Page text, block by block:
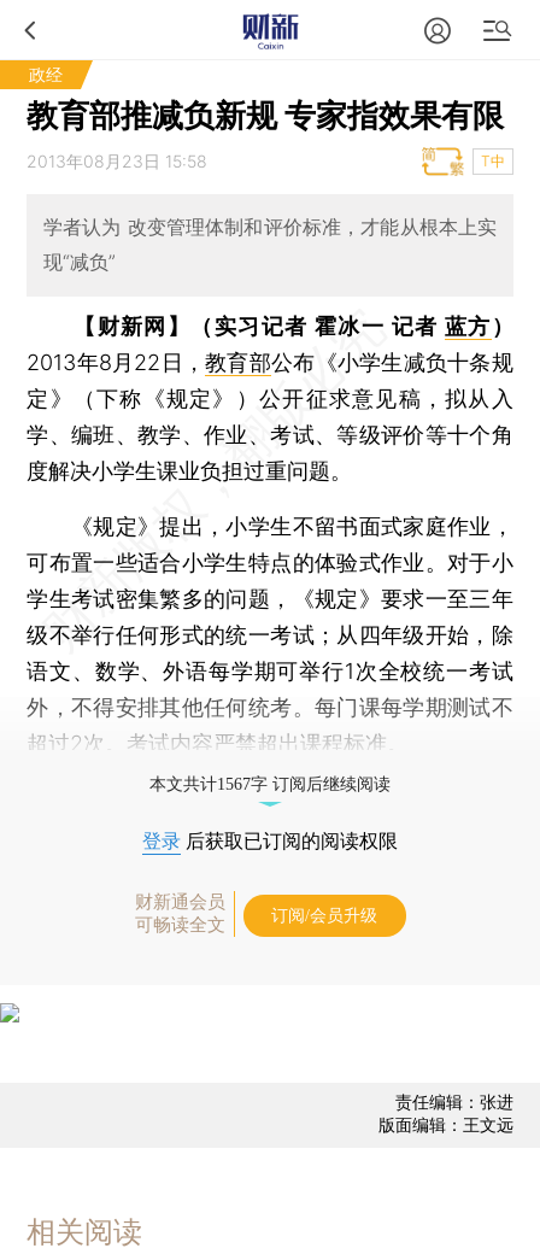
政经
教育部推减负新规 专家指效果有限
2013年08月23日 15:58 T中
学者认为 改变管理体制和评价标准，才能从根本上实
现“减负”
【财新网】（实习记者 霍冰一 记者 蓝方）
2013年8月22日，教育部公布《小学生减负十条规
定》（下称《规定》）公开征求意见稿，拟从入
学、编班、教学、作业、考试、等级评价等十个角
度解决小学生课业负担过重问题。
《规定》提出，小学生不留书面式家庭作业，
可布置一些适合小学生特点的体验式作业。对于小
学生考试密集繁多的问题，《规定》要求一至三年
级不举行任何形式的统一考试；从四年级开始，除
语文、数学、外语每学期可举行1次全校统一考试
外，不得安排其他任何统考。每门课每学期测试不
超过2次。考试内容严禁超出课程标准。
本文共计1567字 订阅后继续阅读
登录 后获取已订阅的阅读权限
财新通会员
可畅读全文
订阅/会员升级
责任编辑：张进
版面编辑：王文远
相关阅读